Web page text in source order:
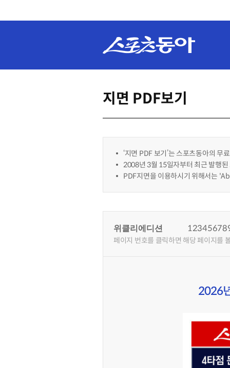
지면 PDF보기
‘지면 PDF 보기’는 스포츠동아의 무
2008년 3월 15일자부터 최근 발행
PDF지면을 이용하시기 위해서는
위클리에디션 12345678
페이지 번호를 클릭하면 해당 페이지를
2026